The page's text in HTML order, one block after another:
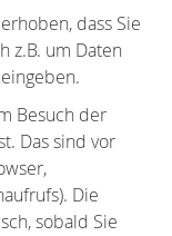
dass Sie
z.B. um Daten
Besuch der
Das sind vor
Die
sobald Sie